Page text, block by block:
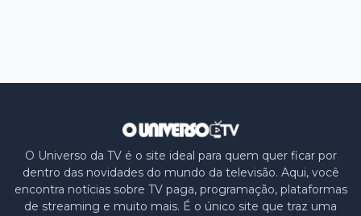
O Universo da TV é o site ideal para quem quer ficar por
dentro das novidades do mundo da televisão. Aqui, você
encontra notícias sobre TV paga, programação, plataformas
de streaming e muito mais. É o único site que traz uma